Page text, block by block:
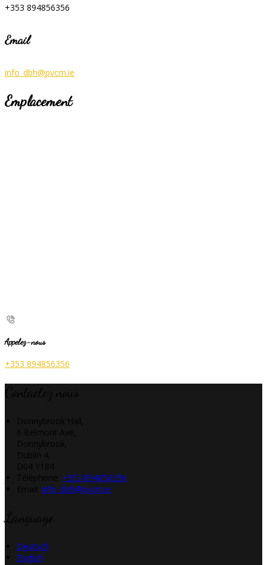
+353 894856356
Email
info_dbh@pvcm.ie
Emplacement
Appelez-nous
+353 894856356
+353 894856356
info_dbh@pvcm.ie
Deutsch
English